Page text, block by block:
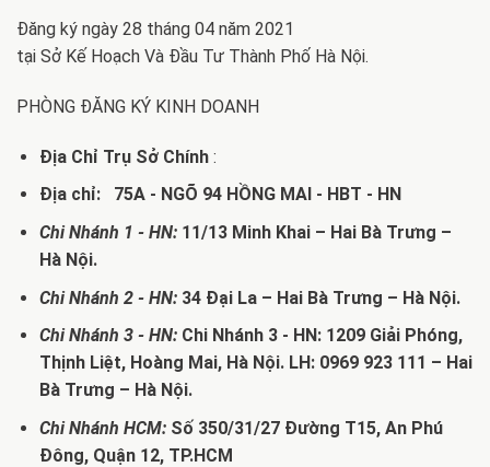
Đăng ký ngày 28 tháng 04 năm 2021
tại Sở Kế Hoạch Và Đầu Tư Thành Phố Hà Nội.
PHÒNG ĐĂNG KÝ KINH DOANH
Địa Chỉ Trụ Sở Chính:
Địa chỉ: 75A - NGÕ 94 HỒNG MAI - HBT - HN
Chi Nhánh 1 - HN:11/13 Minh Khai – Hai Bà Trưng –
Hà Nội.
Chi Nhánh 2 - HN:34 Đại La – Hai Bà Trưng – Hà Nội.
Chi Nhánh 3 - HN:Chi Nhánh 3 - HN: 1209 Giải Phóng,
Thịnh Liệt, Hoàng Mai, Hà Nội. LH: 0969 923 111 – Hai
Bà Trưng – Hà Nội.
Chi Nhánh HCM:Số 350/31/27 Đường T15, An Phú
Đông, Quận 12, TP.HCM